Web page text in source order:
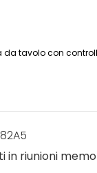
da tavolo con
in riunioni